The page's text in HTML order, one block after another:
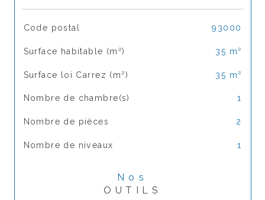
TRAD_SIROCCO_Caracteristique
Code postal 93000
Surface habitable (m²) 35 m²
Surface loi Carrez (m²) 35 m²
Nombre de chambre(s) 1
Nombre de pièces 2
Nombre de niveaux 1
Nos
OUTILS